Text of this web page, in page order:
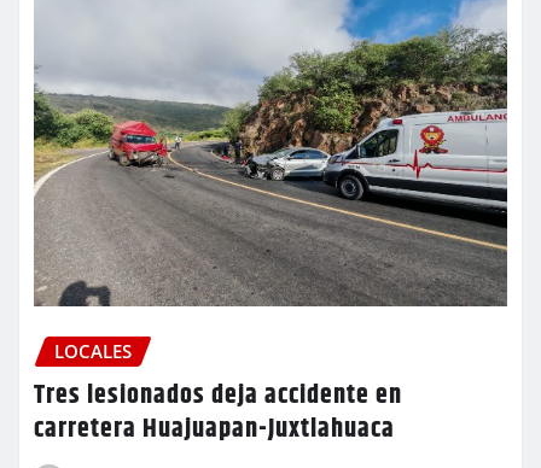
LOCALES
Tres lesionados deja accidente en
carretera Huajuapan-Juxtlahuaca